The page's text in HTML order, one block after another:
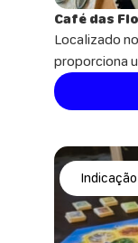
Café das
Localizado
proporciona